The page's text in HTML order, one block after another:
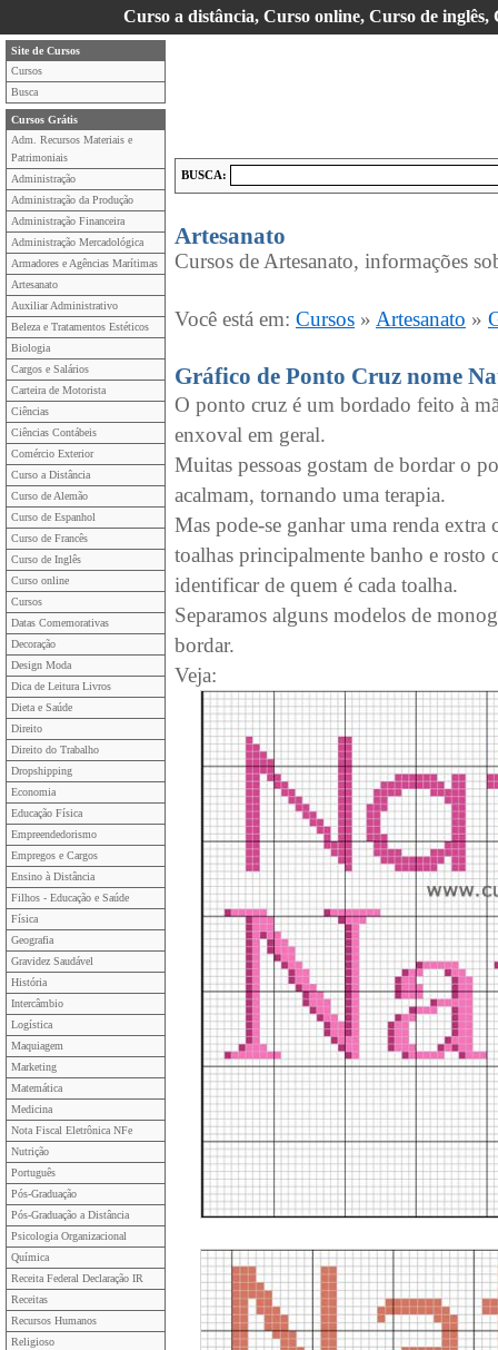
Curso a distância, Curso online, Curso de
Site de Cursos
Cursos
Busca
Cursos Grátis
Adm. Recursos Materiais e
Patrimoniais
Administração
Administração da Produção
Administração Financeira
Administração Mercadológica
Armadores e Agências Marítimas
Artesanato
Auxiliar Administrativo
Beleza e Tratamentos Estéticos
Biologia
Cargos e Salários
Carteira de Motorista
Ciências
Ciências Contábeis
Comércio Exterior
Curso a Distância
Curso de Alemão
Curso de Espanhol
Curso de Francês
Curso de Inglês
Curso online
Cursos
Datas Comemorativas
Decoração
Design Moda
Dica de Leitura Livros
Dieta e Saúde
Direito
Direito do Trabalho
Dropshipping
Economia
Educação Física
Empreendedorismo
Empregos e Cargos
Ensino à Distância
Filhos - Educação e Saúde
Física
Geografia
Gravidez Saudável
História
Intercâmbio
Logística
Maquiagem
Marketing
Matemática
Medicina
Nota Fiscal Eletrônica NFe
Nutrição
Português
Pós-Graduação
Pós-Graduação a Distância
Psicologia Organizacional
Química
Receita Federal Declaração IR
Receitas
Recursos Humanos
Religioso
BUSCA:
Artesanato
Cursos de Artesanato, informações
Você está em: Cursos » Artesanato »
Gráfico de Ponto Cruz nome
O ponto cruz é um bordado feito à
enxoval em geral.
Muitas pessoas gostam de bordar o
acalmam, tornando uma terapia.
Mas pode-se ganhar uma renda
toalhas principalmente banho e rosto
identificar de quem é cada toalha.
Separamos alguns modelos de
bordar.
Veja: